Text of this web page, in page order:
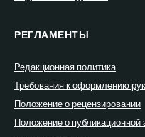
РЕГЛАМЕНТЫ
Редакционная политика
Требования к оформлению
Положение о рецензировании
Положение о публикационной